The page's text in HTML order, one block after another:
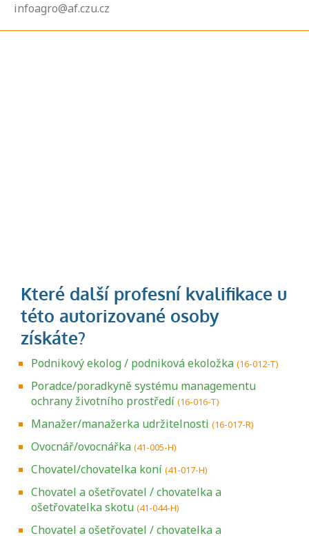
infoagro@af.czu.cz
Podnikový ekolog / podniková ekoložka (16-012-T)
Poradce/poradkyně systému managementu
ochrany životního prostředí (16-016-T)
Manažer/manažerka udržitelnosti (16-017-R)
Ovocnář/ovocnářka (41-005-H)
Chovatel/chovatelka koní (41-017-H)
Chovatel a ošetřovatel / chovatelka a
ošetřovatelka skotu (41-044-H)
Chovatel a ošetřovatel / chovatelka a